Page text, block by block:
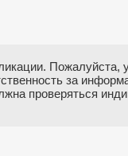
Пожалуйста,
за
проверяться